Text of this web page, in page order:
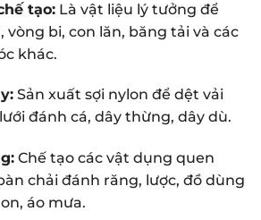
tạo:Là vật liệu lý tưởng để
vòng bi, con lăn, băng tải và các
khác.
Sản xuất sợi nylon để dệt vải
đánh cá, dây thừng, dây dù.
Chế tạo các vật dụng quen
chải đánh răng, lược, đồ dùng
áo mưa.